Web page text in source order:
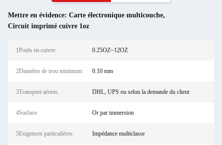
Mettre en évidence: Carte électronique multicouche,
Circuit imprimé cuivre 1oz
1Poids en cuivre: 0.25OZ~12OZ
2Diamètre de trou minimum: 0.10 mm
3Transport aérien: DHL, UPS ou selon la demande du client
4Surface: Or par immersion
5Exigences particulières: Impédance multiclasse